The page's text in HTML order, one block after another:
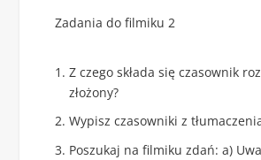
Zadania do filmiku 2
Z czego składa się czasownik
złożony?
Wypisz czasowniki z
Poszukaj na filmiku zdań: a)